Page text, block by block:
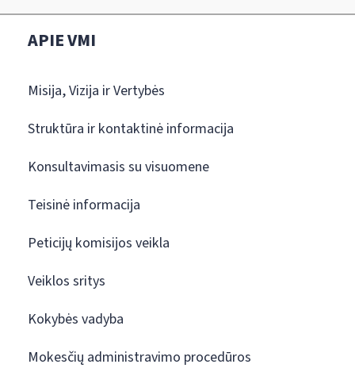
APIE VMI
Misija, Vizija ir Vertybės
Struktūra ir kontaktinė informacija
Konsultavimasis su visuomene
Teisinė informacija
Peticijų komisijos veikla
Veiklos sritys
Kokybės vadyba
Mokesčių administravimo procedūros